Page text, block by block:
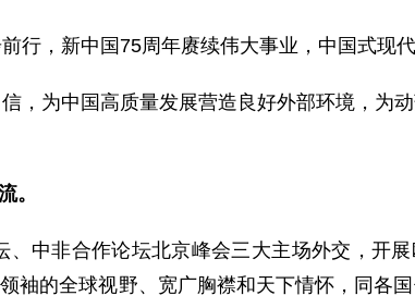
，新中国75周年赓续伟大事业，中国式现代
，为中国高质量发展营造良好外部环境，为
。
中非合作论坛北京峰会三大主场外交，开
袖的全球视野、宽广胸襟和天下情怀，同各